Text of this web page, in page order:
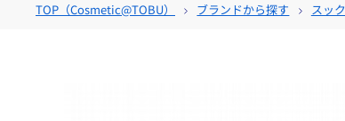
TOP（Cosmetic@TOBU） ブランドから探す スック